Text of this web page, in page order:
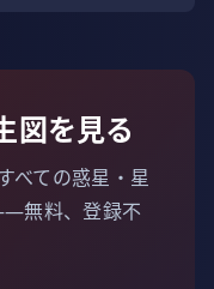
図を見る
べての惑星・星
無料、登録不